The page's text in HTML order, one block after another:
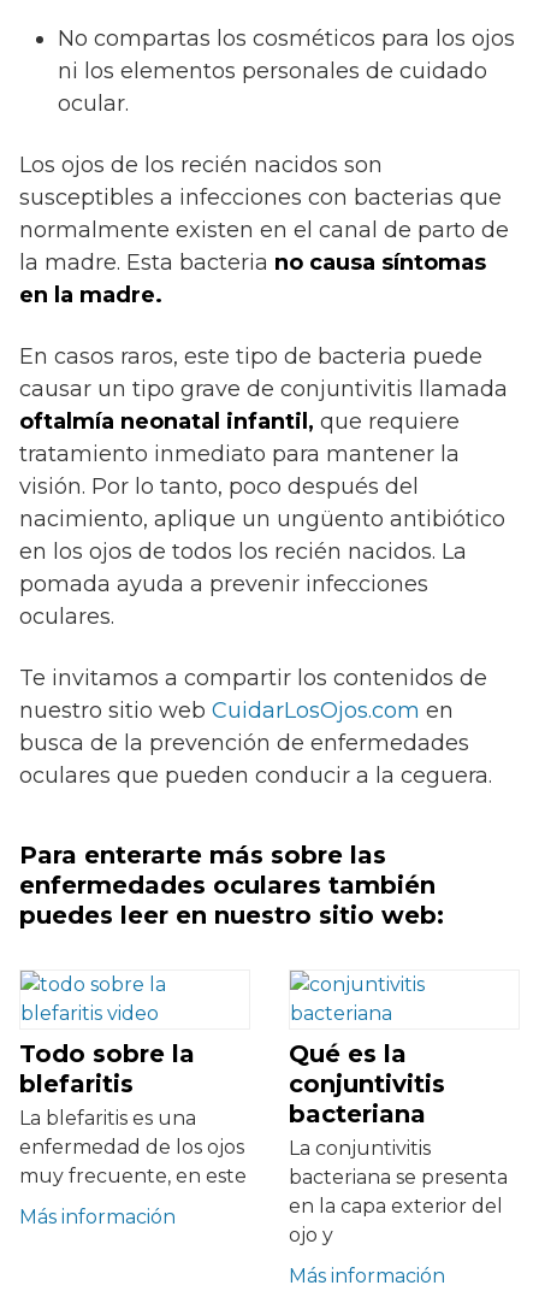
No compartas los cosméticos para los ojos
ni los elementos personales de cuidado
ocular.
Los ojos de los recién nacidos son
susceptibles a infecciones con bacterias que
normalmente existen en el canal de parto de
la madre. Esta bacteria no causa síntomas
en la madre.
En casos raros, este tipo de bacteria puede
causar un tipo grave de conjuntivitis llamada
oftalmía neonatal infantil, que requiere
tratamiento inmediato para mantener la
visión. Por lo tanto, poco después del
nacimiento, aplique un ungüento antibiótico
en los ojos de todos los recién nacidos. La
pomada ayuda a prevenir infecciones
oculares.
Te invitamos a compartir los contenidos de
nuestro sitio web CuidarLosOjos.com en
busca de la prevención de enfermedades
oculares que pueden conducir a la ceguera.
Para enterarte más sobre las
enfermedades oculares también
puedes leer en nuestro sitio web:
Todo sobre la
blefaritis
La blefaritis es una
enfermedad de los ojos
muy frecuente, en este
Más información
Qué es la
conjuntivitis
bacteriana
La conjuntivitis
bacteriana se presenta
en la capa exterior del
ojo y
Más información